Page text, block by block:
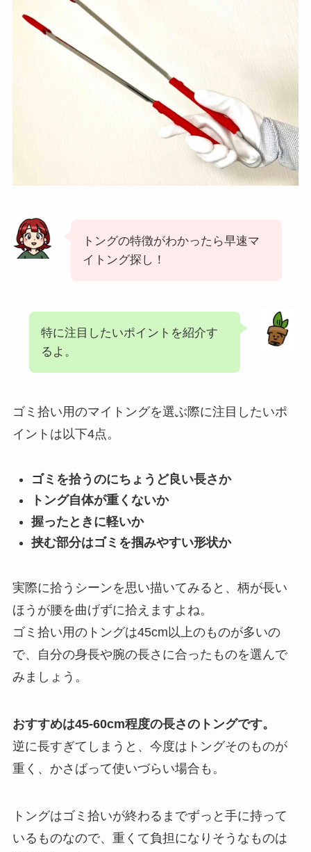
トングの特徴がわかったら早速マ
イトング探し！
特に注目したいポイントを紹介す
るよ。
ゴミ拾い用のマイトングを選ぶ際に注目したいポ
イントは以下4点。
ゴミを拾うのにちょうど良い長さか
トング自体が重くないか
握ったときに軽いか
挟む部分はゴミを掴みやすい形状か
実際に拾うシーンを思い描いてみると、柄が長い
ほうが腰を曲げずに拾えますよね。
ゴミ拾い用のトングは45cm以上のものが多いの
で、自分の身長や腕の長さに合ったものを選んで
みましょう。
おすすめは45-60cm程度の長さのトングです。
逆に長すぎてしまうと、今度はトングそのものが
重く、かさばって使いづらい場合も。
トングはゴミ拾いが終わるまでずっと手に持って
いるものなので、重くて負担になりそうなものは